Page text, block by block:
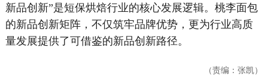
新品创新”是短保烘焙行业的核心发展逻辑。桃李面包
的新品创新矩阵，不仅筑牢品牌优势，更为行业高质
量发展提供了可借鉴的新品创新路径。
（责编：张凯）